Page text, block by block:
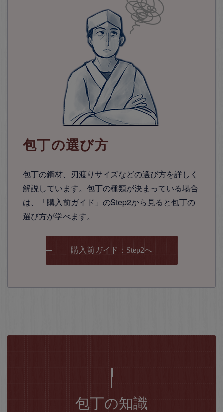
包丁の選び方
包丁の鋼材、刃渡りサイズなどの選び方を詳しく
解説しています。包丁の種類が決まっている場合
は、「購入前ガイド」のStep2から見ると包丁の
選び方が学べます。
購入前ガイド：Step2へ
包丁の知識